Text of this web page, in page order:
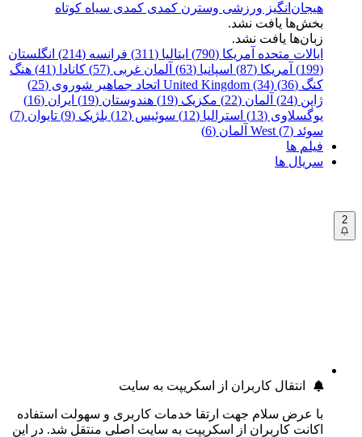
هیجان‌انگیز ورزشی وسترن کمدی کمدی سیاه کوتاه
بخش‌ها یافت نشد.
زبان‌ها یافت نشد.
ایالات متحده آمریکا (790)
ایتالیا (311) فرانسه (214)
انگلستان
(199)
آمریکا (87) اسپانیا (63) آلمان غربی (57) کانادا (41)
هنگ
کنگ (36)
United Kingdom (34) اتحاد جماهیر شوروی (25)
ژاپن (24)
آلمان (22) مکزیک (19) هندوستان (19)
ایران (16)
یوگسلاوی (13)
استرالیا (12) سوئیس (12) بلژیک (9)
تایوان (7)
سوئد (7)
West آلمان (6)
فیلم ها
سریال ها
2
انتقال کاربران از اسکریپت به سایت
با عرض سلام جهت ارتقا خدمات کاربری و سهولت استفاده
اکانت کاربران از اسکریپت به سایت اصلی منتقل شد. در این